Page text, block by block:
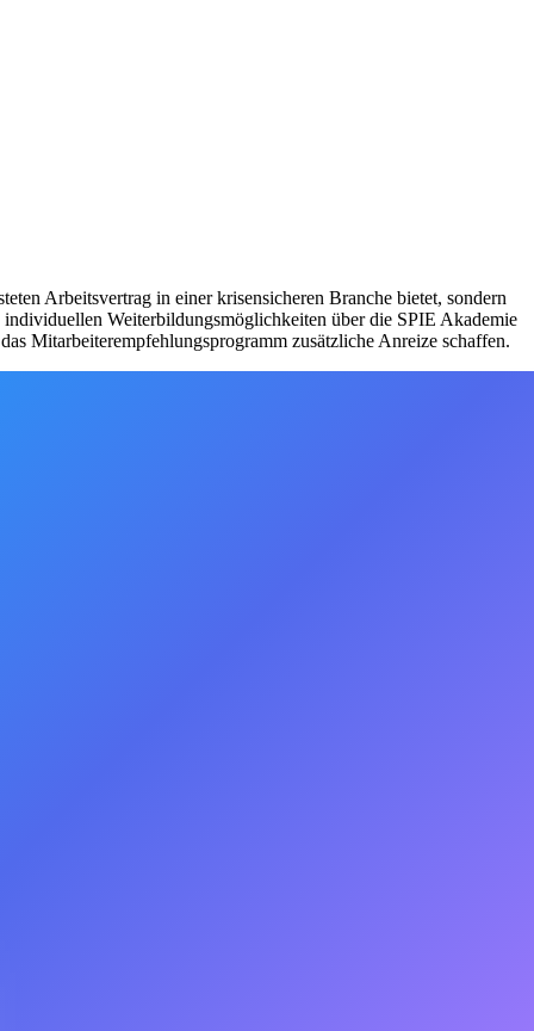
Arbeitsvertrag in einer krisensicheren Branche bietet, sondern
Weiterbildungsmöglichkeiten über die SPIE Akademie
Mitarbeiterempfehlungsprogramm zusätzliche Anreize schaffen.